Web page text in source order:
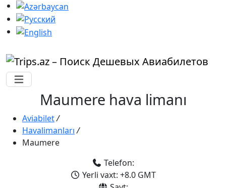
Maumere hava limanı
Aviabilet/
Havalimanları /
Maumere
Telefon:
Yerli vaxt: +8.0 GMT